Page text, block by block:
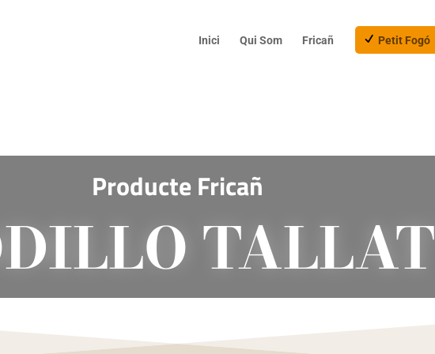
Inici Qui Som Fricañ Petit Fogó
Producte Fricañ
TALLAT